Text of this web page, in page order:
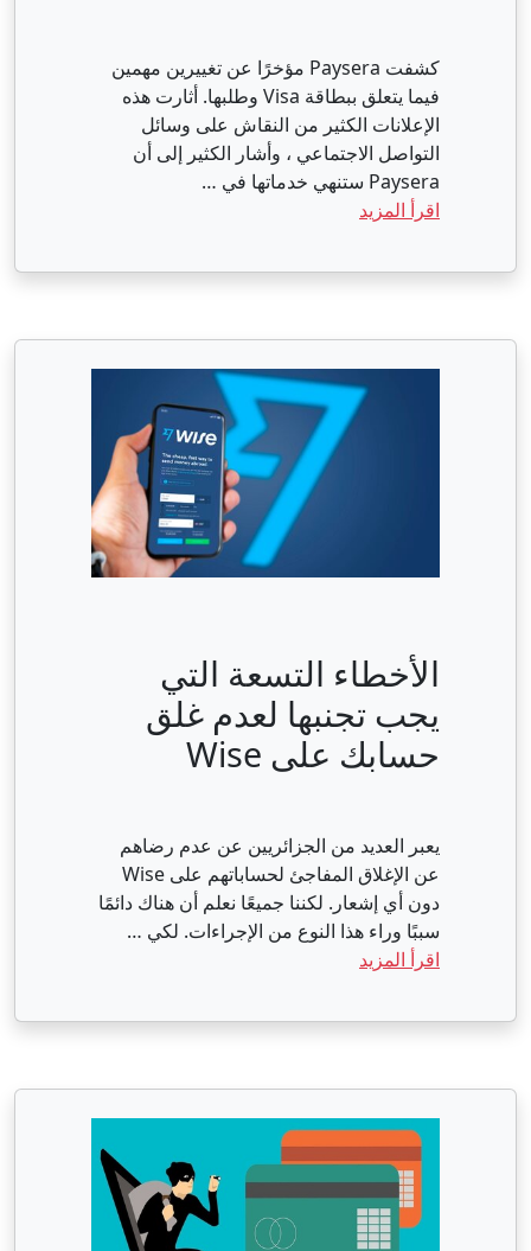
كشفت Paysera مؤخرًا عن تغييرين مهمين
فيما يتعلق ببطاقة Visa وطلبها. أثارت هذه
الإعلانات الكثير من النقاش على وسائل
التواصل الاجتماعي ، وأشار الكثير إلى أن
Paysera ستنهي خدماتها في …
اقرأ المزيد
الأخطاء التسعة التي
يجب تجنبها لعدم غلق
حسابك على Wise
يعبر العديد من الجزائريين عن عدم رضاهم
عن الإغلاق المفاجئ لحساباتهم على Wise
دون أي إشعار. لكننا جميعًا نعلم أن هناك دائمًا
سببًا وراء هذا النوع من الإجراءات. لكي …
اقرأ المزيد